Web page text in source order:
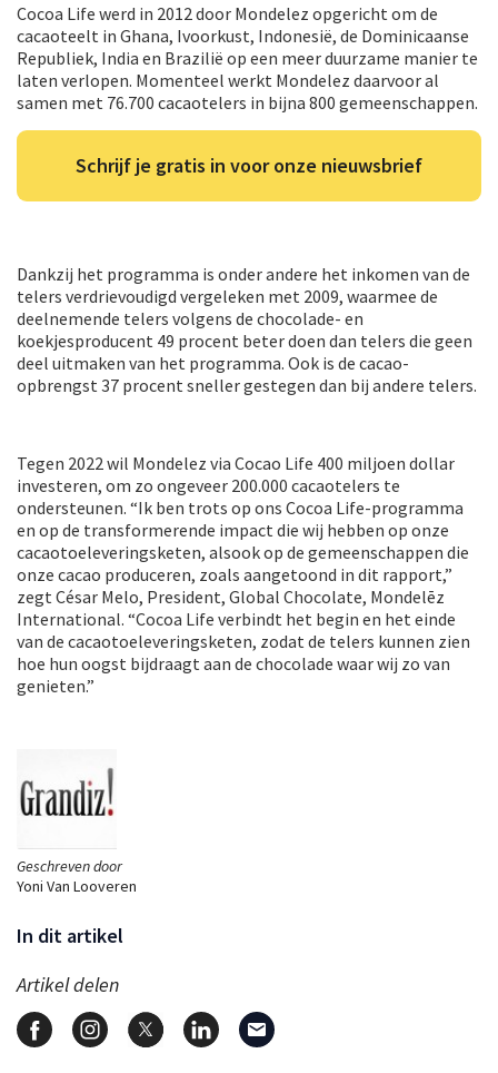
Geschreven door
Yoni Van Looveren
In dit artikel
Artikel delen
Cocoa Life werd in 2012 door Mondelez opgericht om de
cacaoteelt in Ghana, Ivoorkust, Indonesië, de Dominicaanse
Republiek, India en Brazilië op een meer duurzame manier te
laten verlopen. Momenteel werkt Mondelez daarvoor al
samen met 76.700 cacaotelers in bijna 800 gemeenschappen.
Schrijf je gratis in voor onze nieuwsbrief
Dankzij het programma is onder andere het inkomen van de
telers verdrievoudigd vergeleken met 2009, waarmee de
deelnemende telers volgens de chocolade- en
koekjesproducent 49 procent beter doen dan telers die geen
deel uitmaken van het programma. Ook is de cacao-
opbrengst 37 procent sneller gestegen dan bij andere telers.
Tegen 2022 wil Mondelez via Cocao Life 400 miljoen dollar
investeren, om zo ongeveer 200.000 cacaotelers te
ondersteunen. “Ik ben trots op ons Cocoa Life-programma
en op de transformerende impact die wij hebben op onze
cacaotoeleveringsketen, alsook op de gemeenschappen die
onze cacao produceren, zoals aangetoond in dit rapport,”
zegt César Melo, President, Global Chocolate, Mondelēz
International. “Cocoa Life verbindt het begin en het einde
van de cacaotoeleveringsketen, zodat de telers kunnen zien
hoe hun oogst bijdraagt aan de chocolade waar wij zo van
genieten.”